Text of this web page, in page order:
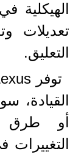
الهيكلية
تعديلات
التعليق.
القيادة،
أو طرق